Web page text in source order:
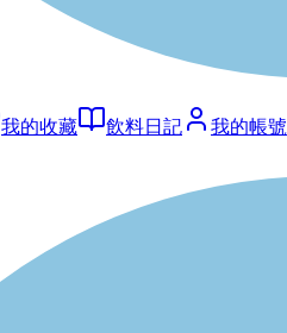
我的收藏 飲料日記
我的帳號